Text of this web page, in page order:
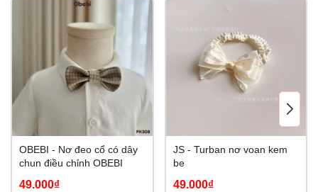
OBEBI - Nơ đeo cổ có dây
chun điều chỉnh OBEBI
49.000₫
JS - Turban nơ voan kem
be
49.000₫